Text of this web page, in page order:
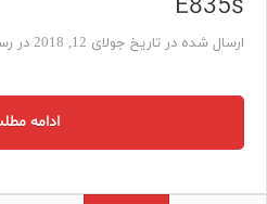
ارسال شده در تاریخ جولای 12, 2018 در
ادامه